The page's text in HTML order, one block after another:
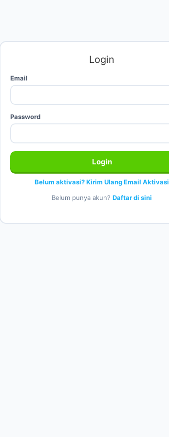
Login
Email
Password
Login
Belum aktivasi? Kirim Ulang Email Aktivasi
Belum punya akun? Daftar di sini